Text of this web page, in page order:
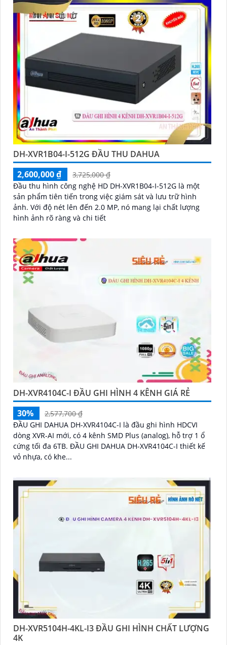
DH-XVR1B04-I-512G ĐẦU THU DAHUA
2,600,000 ₫
3,725,000 ₫
Đầu thu hình công nghệ HD DH-XVR1B04-I-512G là một
sản phẩm tiên tiến trong việc giám sát và lưu trữ hình
ảnh. Với độ nét lên đến 2.0 MP, nó mang lại chất lượng
hình ảnh rõ ràng và chi tiết
DH-XVR4104C-I ĐẦU GHI HÌNH 4 KÊNH GIÁ RẺ
30%
2,577,700 ₫
ĐẦU GHI DAHUA DH-XVR4104C-I là đầu ghi hình HDCVI
dòng XVR-AI mới, có 4 kênh SMD Plus (analog), hỗ trợ 1 ổ
cứng tối đa 6TB. ĐẦU GHI DAHUA DH-XVR4104C-I thiết kế
vỏ nhựa, có khe...
DH-XVR5104H-4KL-I3 ĐẦU GHI HÌNH CHẤT LƯỢNG
4K